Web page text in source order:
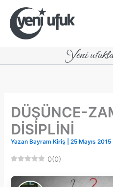
atla
DÜŞÜNCE-
DİSİPLİNİ
Yazan Bayram Kiriş |25 Mayıs 2015
0(0)